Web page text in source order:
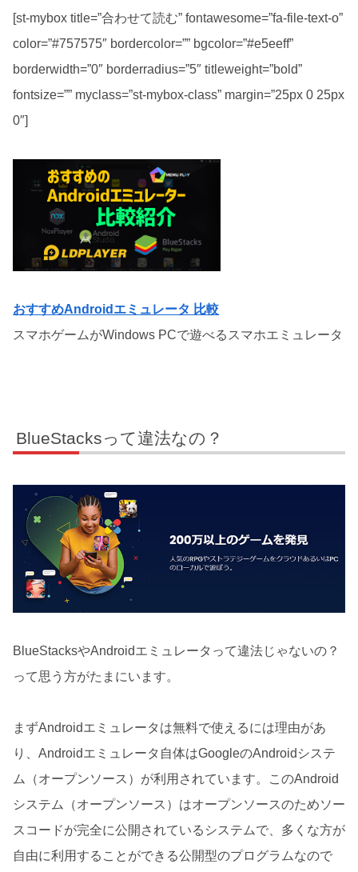
[st-mybox title=”合わせて読む” fontawesome=”fa-file-text-o”
color=”#757575″ bordercolor=”” bgcolor=”#e5eeff”
borderwidth=”0″ borderradius=”5″ titleweight=”bold”
fontsize=”” myclass=”st-mybox-class” margin=”25px 0 25px
0″]
おすすめAndroidエミュレータ 比較
スマホゲームがWindows PCで遊べるスマホエミュレータ
BlueStacksって違法なの？
BlueStacksやAndroidエミュレータって違法じゃないの？
って思う方がたまにいます。
まずAndroidエミュレータは無料で使えるには理由があ
り、Androidエミュレータ自体はGoogleのAndroidシステ
ム（オープンソース）が利用されています。このAndroid
システム（オープンソース）はオープンソースのためソー
スコードが完全に公開されているシステムで、多くな方が
自由に利用することができる公開型のプログラムなので